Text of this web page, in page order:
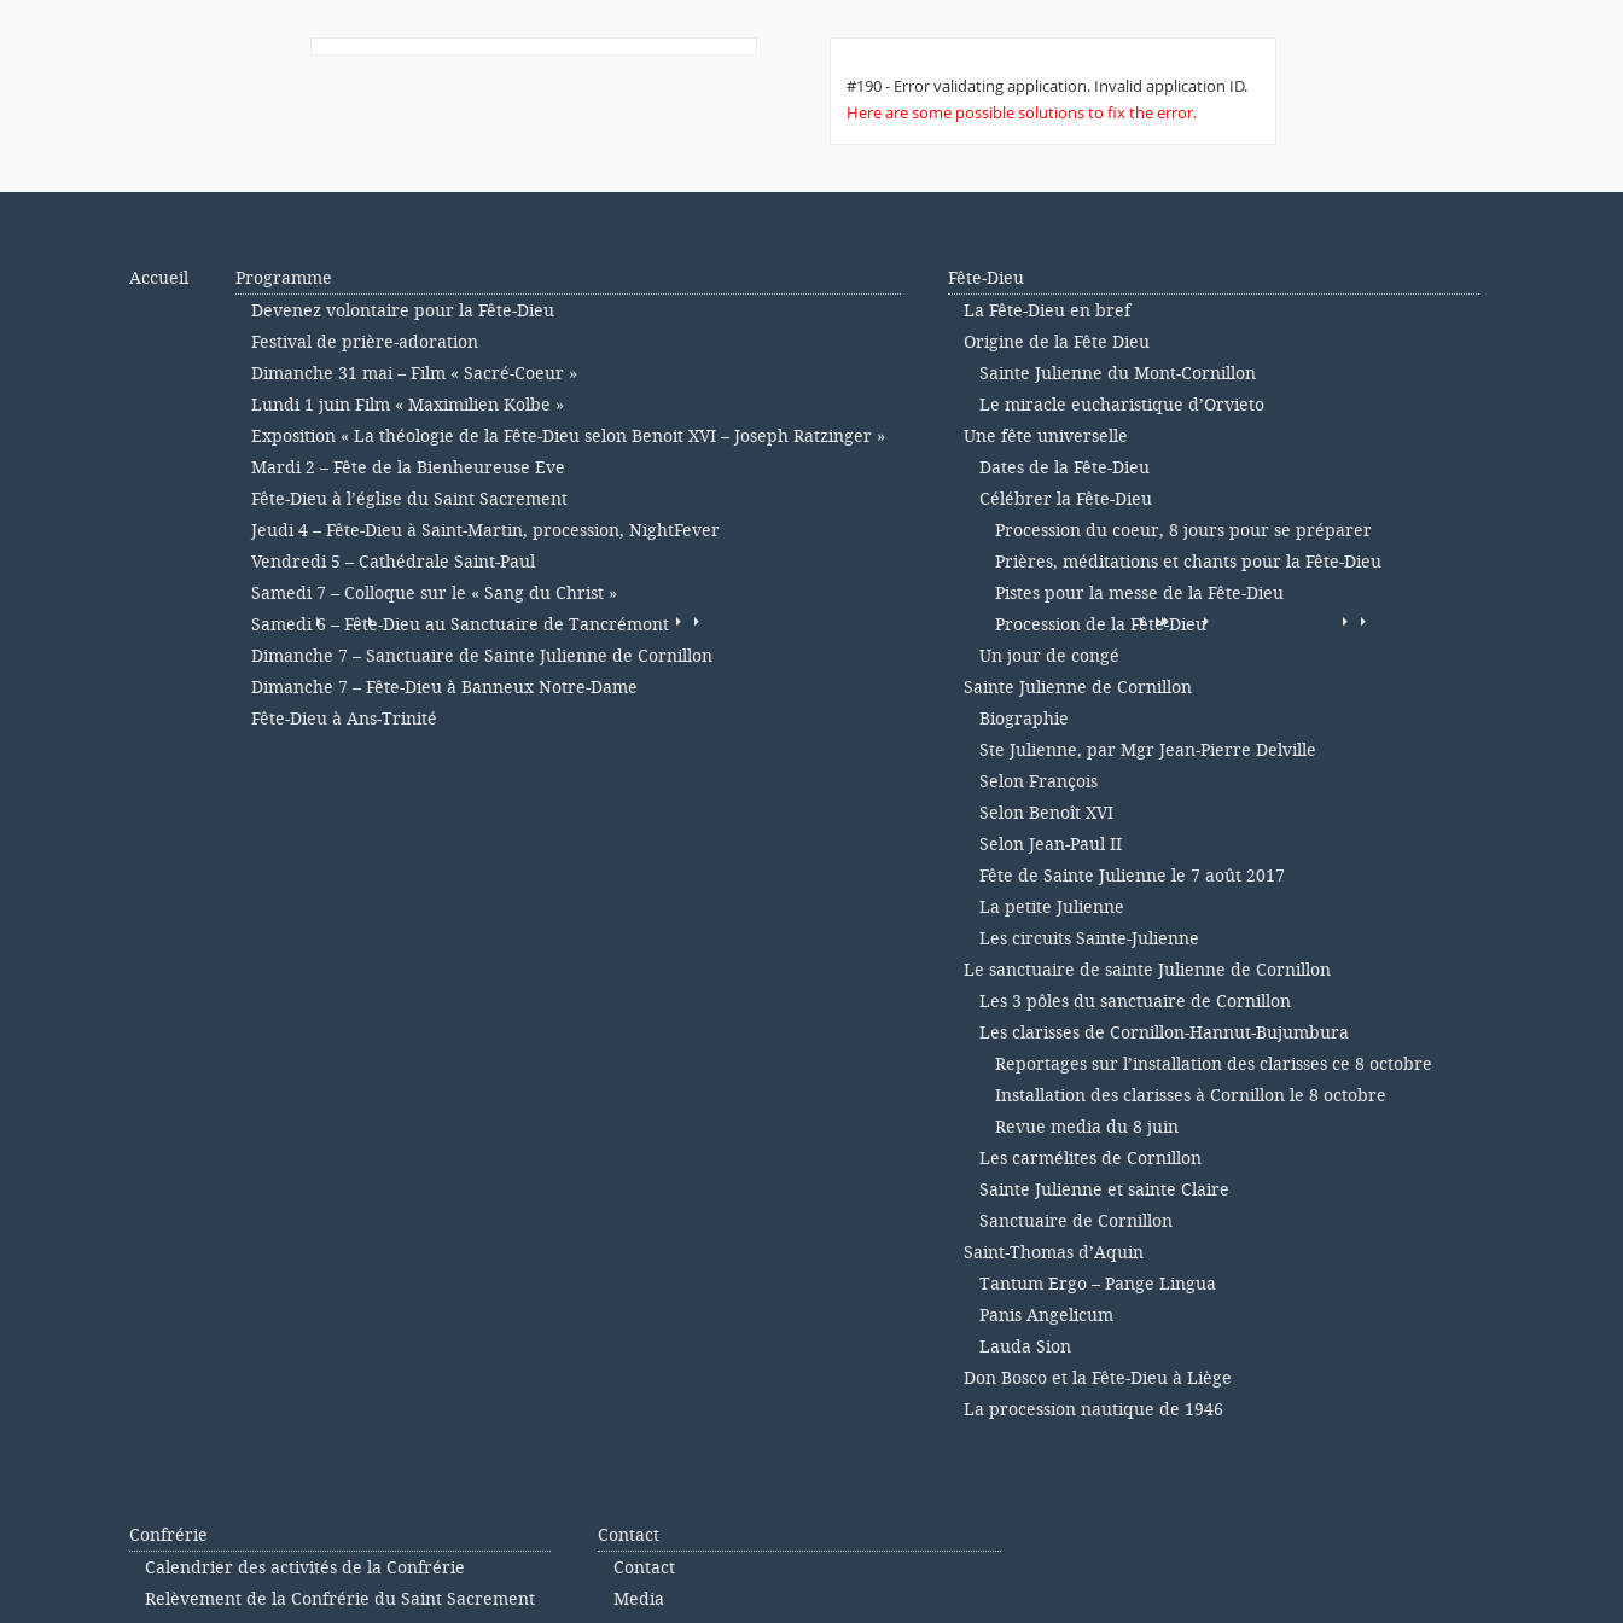
#190 - Error validating application. Invalid application ID.
Here are some possible solutions to fix the error.
Accueil
Programme
Devenez volontaire pour la Fête-Dieu
Festival de prière-adoration
Dimanche 31 mai – Film « Sacré-Coeur »
Lundi 1 juin Film « Maximilien Kolbe »
Exposition « La théologie de la Fête-Dieu selon Benoit XVI – Joseph Ratzinger »
Mardi 2 – Fête de la Bienheureuse Eve
Fête-Dieu à l’église du Saint Sacrement
Jeudi 4 – Fête-Dieu à Saint-Martin, procession, NightFever
Vendredi 5 – Cathédrale Saint-Paul
Samedi 7 – Colloque sur le « Sang du Christ »
Samedi 6 – Fête-Dieu au Sanctuaire de Tancrémont
Dimanche 7 – Sanctuaire de Sainte Julienne de Cornillon
Dimanche 7 – Fête-Dieu à Banneux Notre-Dame
Fête-Dieu à Ans-Trinité
Fête-Dieu
La Fête-Dieu en bref
Origine de la Fête Dieu
Sainte Julienne du Mont-Cornillon
Le miracle eucharistique d’Orvieto
Une fête universelle
Dates de la Fête-Dieu
Célébrer la Fête-Dieu
Procession du coeur, 8 jours pour se préparer
Prières, méditations et chants pour la Fête-Dieu
Pistes pour la messe de la Fête-Dieu
Procession de la Fête-Dieu
Un jour de congé
Sainte Julienne de Cornillon
Biographie
Ste Julienne, par Mgr Jean-Pierre Delville
Selon François
Selon Benoît XVI
Selon Jean-Paul II
Fête de Sainte Julienne le 7 août 2017
La petite Julienne
Les circuits Sainte-Julienne
Le sanctuaire de sainte Julienne de Cornillon
Les 3 pôles du sanctuaire de Cornillon
Les clarisses de Cornillon-Hannut-Bujumbura
Reportages sur l’installation des clarisses ce 8 octobre
Installation des clarisses à Cornillon le 8 octobre
Revue media du 8 juin
Les carmélites de Cornillon
Sainte Julienne et sainte Claire
Sanctuaire de Cornillon
Saint-Thomas d’Aquin
Tantum Ergo – Pange Lingua
Panis Angelicum
Lauda Sion
Don Bosco et la Fête-Dieu à Liège
La procession nautique de 1946
Confrérie
Calendrier des activités de la Confrérie
Relèvement de la Confrérie du Saint Sacrement
Contact
Contact
Media